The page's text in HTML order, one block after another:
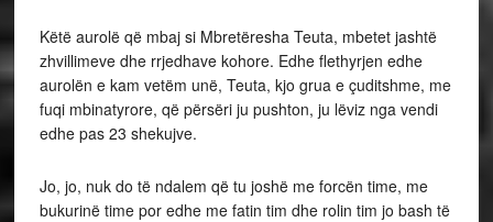
Këtë aurolë që mbaj si Mbretëresha Teuta, mbetet jashtë
zhvillimeve dhe rrjedhave kohore. Edhe flethyrjen edhe
aurolën e kam vetëm unë, Teuta, kjo grua e çuditshme, me
fuqi mbinatyrore, që përsëri ju pushton, ju lëviz nga vendi
edhe pas 23 shekujve.
Jo, jo, nuk do të ndalem që tu joshë me forcën time, me
bukurinë time por edhe me fatin tim dhe rolin tim jo bash të